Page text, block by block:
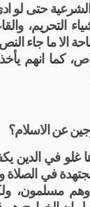
حتى لو
التحريم،
الا ما جاء
كما انهم
عن الاسلام؟
غلو في الدين
في الصلاة
وهم مسلمون،